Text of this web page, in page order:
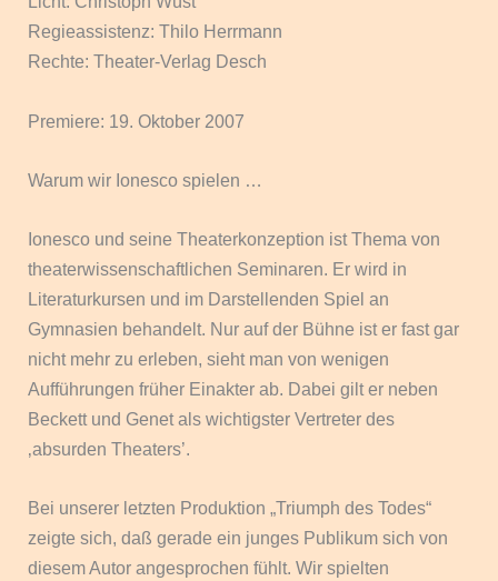
Regieassistenz: Thilo Herrmann
Rechte: Theater-Verlag Desch
Premiere: 19. Oktober 2007
Warum wir Ionesco spielen …
Ionesco und seine Theaterkonzeption ist Thema von
theaterwissenschaftlichen Seminaren. Er wird in
Literaturkursen und im Darstellenden Spiel an
Gymnasien behandelt. Nur auf der Bühne ist er fast gar
nicht mehr zu erleben, sieht man von wenigen
Aufführungen früher Einakter ab. Dabei gilt er neben
Beckett und Genet als wichtigster Vertreter des
‚absurden Theaters’.
Bei unserer letzten Produktion „Triumph des Todes“
zeigte sich, daß gerade ein junges Publikum sich von
diesem Autor angesprochen fühlt. Wir spielten